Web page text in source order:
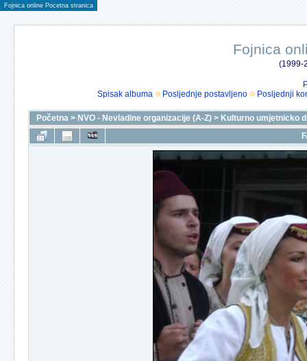
Fojnica online Pocetna stranica
Fojnica
(1999-
Spisak albuma
Posljednje postavljeno Posljednji
Početna > NVO - Nevladine organizacije (A-Z) > Kulturno umjetnicko